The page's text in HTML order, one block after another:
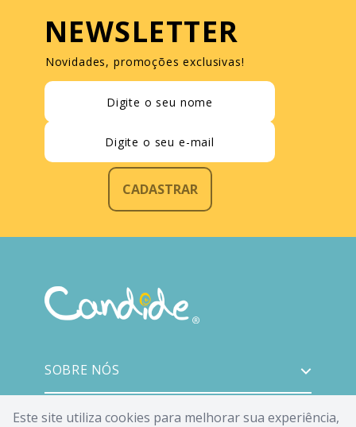
Este site utiliza cookies para melhorar sua experiência,
NEWSLETTER
Novidades, promoções exclusivas!
CADASTRAR
SOBRE NÓS
ATENDIMENTO